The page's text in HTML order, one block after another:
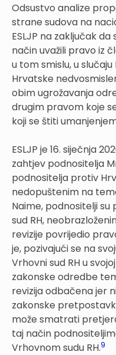
Odsustvo analize
strane sudova na
ESLJP na zaključak
način uvažili pravo iz
u tom smislu, u
Hrvatske
obim ugrožavanja
drugim pravom koje
koji se štiti
ESLJP je 16. siječnja
zahtjev podnositelja
podnositelja protiv
nedopuštenim na
Naime, podnositelji
sud RH,
revizije povrijedio
je, pozivajući se na
Vrhovni sud RH u
zakonske odredbe
revizija odbačena jer
zakonske
može smatrati
taj način
Vrhovnom sudu RH.9